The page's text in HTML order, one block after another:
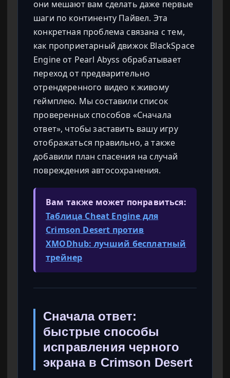
они мешают вам сделать даже первые
шаги по континенту Пайвел. Эта
конкретная проблема связана с тем,
как проприетарный движок BlackSpace
Engine от Pearl Abyss обрабатывает
переход от предварительно
отрендеренного видео к живому
геймплею. Мы составили список
проверенных способов «Сначала
ответ», чтобы заставить вашу игру
отображаться правильно, а также
добавили план спасения на случай
повреждения автосохранения.
Вам также может понравиться:
Таблица Cheat Engine для
Crimson Desert против
XMODhub: лучший бесплатный
трейнер
Сначала ответ:
быстрые способы
исправления черного
экрана в Crimson Desert